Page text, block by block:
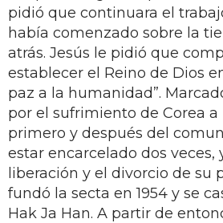
pidió que continuara el
había comenzado sobre la
atrás. Jesús le pidió que
establecer el Reino de Dios
paz a la humanidad”.
por el sufrimiento de Corea a
primero y después del
estar encarcelado dos veces,
liberación y el divorcio de su
fundó la secta en 1954 y se
Hak Ja Han. A partir de